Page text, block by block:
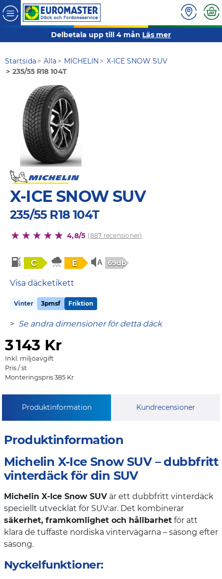
Delbetala upp till 4 mån Läs mer
Startsida Alla MICHELIN
X-ICE SNOW SUV
235/55 R18 104T
X-ICE SNOW SUV
235/55 R18 104T
4,8/5 (887 recensioner)
C E 69db
Visa däcketikett
Vinter 3pmsf Friktion
> Se andra dimensioner för detta däck
3143 Kr
Inkl. miljöavgift
Pris / st
Monteringspris 385 Kr
Produktinformation Kundrecensioner
Produktinformation
Michelin X-Ice Snow SUV – dubbfritt
vinterdäck för din SUV
Michelin X-Ice Snow SUV är ett dubbfritt vinterdäck
speciellt utvecklat för SUV:ar. Det kombinerar
säkerhet, framkomlighet och hållbarhet för att
klara de tuffaste nordiska vintervägarna – säsong efter
säsong.
Nyckelfunktioner: